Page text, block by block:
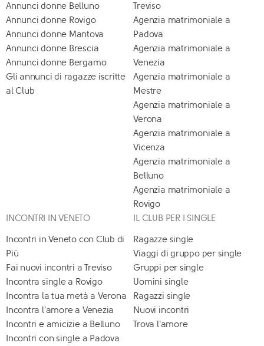
Annunci donne Belluno
Annunci donne Rovigo
Annunci donne Mantova
Annunci donne Brescia
Annunci donne Bergamo
Gli annunci di ragazze iscritte
al Club
Treviso
Agenzia matrimoniale a
Padova
Agenzia matrimoniale a
Venezia
Agenzia matrimoniale a
Mestre
Agenzia matrimoniale a
Verona
Agenzia matrimoniale a
Vicenza
Agenzia matrimoniale a
Belluno
Agenzia matrimoniale a
Rovigo
INCONTRI IN VENETO
Incontri in Veneto con Club di
Più
Fai nuovi incontri a Treviso
Incontra single a Rovigo
Incontra la tua metà a Verona
Incontra l'amore a Venezia
Incontri e amicizie a Belluno
Incontri con single a Padova
IL CLUB PER I SINGLE
Ragazze single
Viaggi di gruppo per single
Gruppi per single
Uomini single
Ragazzi single
Nuovi incontri
Trova l'amore